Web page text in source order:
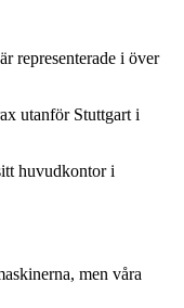
representerade i över
utanför Stuttgart i
huvudkontor i
men våra